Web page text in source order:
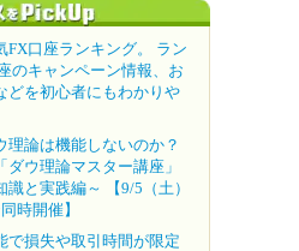
FX口座ランキング。 ラン
のキャンペーン情報、お
どを初心者にもわかりや
理論は機能しないのか？
ダウ理論マスター講座」
識と実践編～ 【9/5（土）
時開催】
で損失や取引時間が限定